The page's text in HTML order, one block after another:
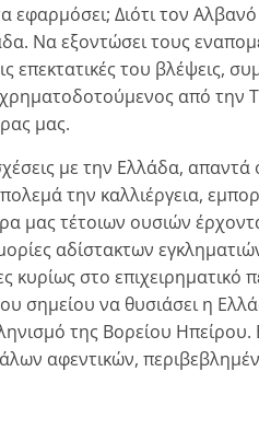
εφαρμόσει; Διότι τον
Να εξοντώσει τους
επεκτατικές του βλέψεις,
από την
μας.
με την Ελλάδα, απαντά
την καλλιέργεια,
μας τέτοιων ουσιών
αδίστακτων
στο επιχειρηματικό
σημείου να θυσιάσει η
της Βορείου Ηπείρου.
αφεντικών,